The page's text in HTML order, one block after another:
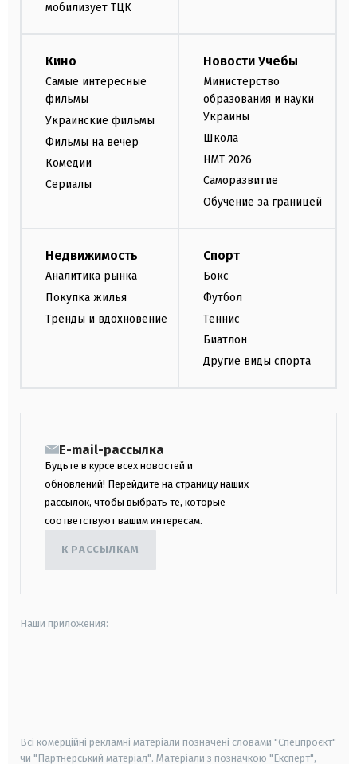
мобилизует ТЦК
Кино
Самые интересные
фильмы
Украинские фильмы
Фильмы на вечер
Комедии
Сериалы
Новости Учебы
Министерство
образования и науки
Украины
Школа
НМТ 2026
Саморазвитие
Обучение за границей
Недвижимость
Аналитика рынка
Покупка жилья
Тренды и вдохновение
Спорт
Бокс
Футбол
Теннис
Биатлон
Другие виды спорта
E-mail-рассылка
Будьте в курсе всех новостей и
обновлений! Перейдите на страницу наших
рассылок, чтобы выбрать те, которые
соответствуют вашим интересам.
К РАССЫЛКАМ
Наши приложения:
Всі комерційні рекламні матеріали позначені словами "Спецпроєкт"
чи "Партнерський матеріал". Матеріали з позначкою "Експерт",